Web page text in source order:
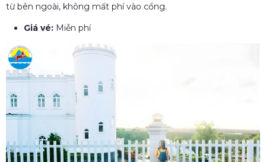
từ bên ngoài, không mất phí vào cổng.
Giá vé: Miễn phí